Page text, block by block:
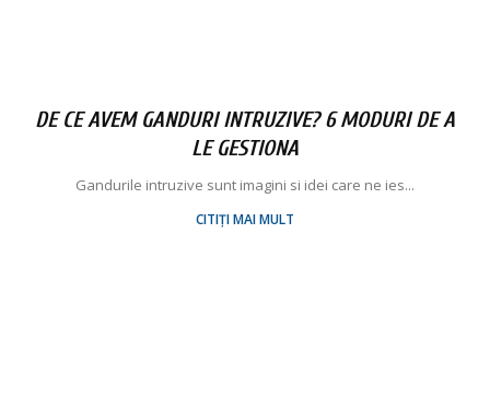
DE CE AVEM GANDURI INTRUZIVE? 6 MODURI DE A
LE GESTIONA
Gandurile intruzive sunt imagini si idei care ne ies...
CITIȚI MAI MULT